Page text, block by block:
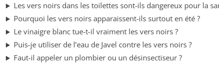
Les vers noirs dans les toilettes sont-ils dangereux pour la
Pourquoi les vers noirs apparaissent-ils surtout en été ?
Le vinaigre blanc tue-t-il vraiment les vers noirs ?
Puis-je utiliser de l’eau de Javel contre les vers noirs ?
Faut-il appeler un plombier ou un désinsectiseur ?